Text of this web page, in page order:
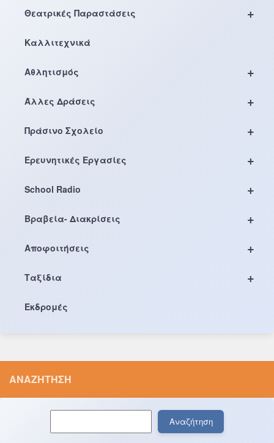
+
Θεατρικές Παραστάσεις
Καλλιτεχνικά
+
Αθλητισμός
+
Άλλες Δράσεις
+
Πράσινο Σχολείο
+
Ερευνητικές Εργασίες
+
School Radio
+
Βραβεία- Διακρίσεις
+
Αποφοιτήσεις
+
Ταξίδια
Εκδρομές
ΑΝΑΖΉΤΗΣΗ
Αναζήτηση